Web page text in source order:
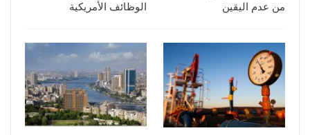
من عدم اليقين
الوظائف الأمريكية